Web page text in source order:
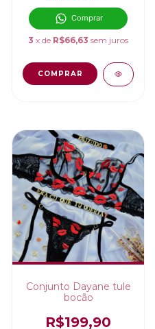
Comprar
3 x de R$66,63 sem juros
COMPRAR
Conjunto Dayane tule
bocão
R$199,90